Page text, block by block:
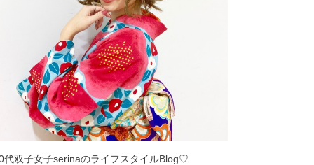
代双子女子serinaのライフスタイルBlog♡